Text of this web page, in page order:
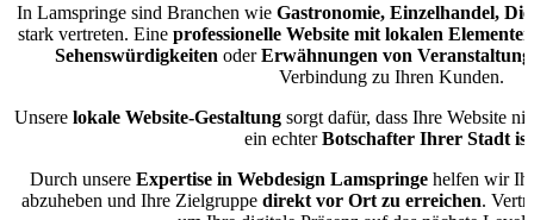
In Lamspringe sind Branchen wie Gastronomie, Einzelhandel,
stark vertreten. Eine professionelle Website mit lokalen Elementen
Sehenswürdigkeiten oderErwähnungen von
Verbindung zu Ihren Kunden.
Unsere lokale Website-Gestaltungsorgt dafür, dass Ihre Website
ein echterBotschafter Ihrer Stadt ist
Durch unsere Expertise in Webdesign Lamspringehelfen wir
abzuheben und Ihre Zielgruppe direkt vor Ort zu erreichen.